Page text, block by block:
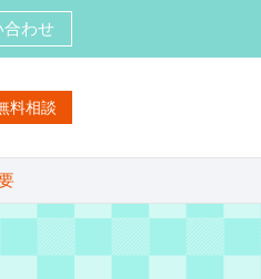
合わせ
料相談